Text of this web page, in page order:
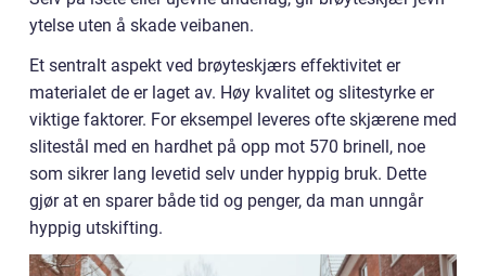
ytelse uten å skade veibanen.
Et sentralt aspekt ved brøyteskjærs effektivitet er
materialet de er laget av. Høy kvalitet og slitestyrke er
viktige faktorer. For eksempel leveres ofte skjærene med
slitestål med en hardhet på opp mot 570 brinell, noe
som sikrer lang levetid selv under hyppig bruk. Dette
gjør at en sparer både tid og penger, da man unngår
hyppig utskifting.